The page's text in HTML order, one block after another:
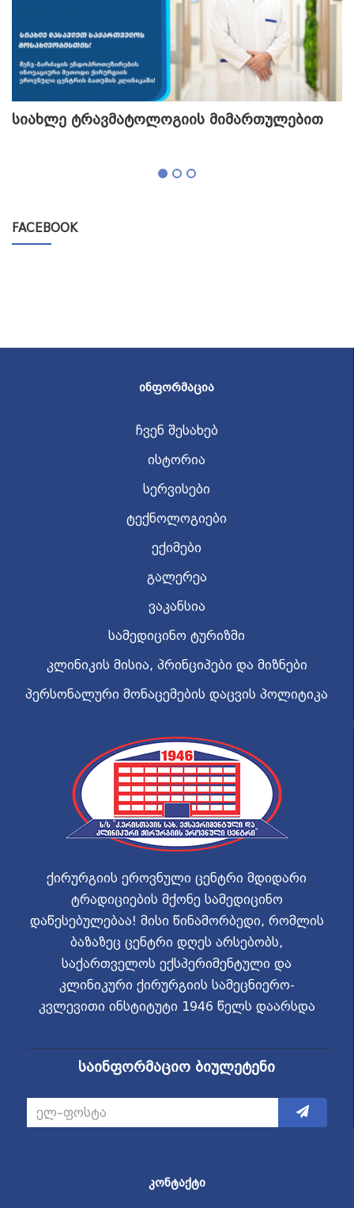
სიახლე ტრავმატოლოგიის მიმართულებით
FACEBOOK
ᲘᲜᲤᲝᲠᲛᲐᲪᲘᲐ
ჩვენ შესახებ
ისტორია
სერვისები
ტექნოლოგიები
ექიმები
გალერეა
ვაკანსია
სამედიცინო ტურიზმი
კლინიკის მისია, პრინციპები და მიზნები
პერსონალური მონაცემების დაცვის პოლიტიკა
ქირურგიის ეროვნული ცენტრი მდიდარი
ტრადიციების მქონე სამედიცინო
დაწესებულებაა! მისი წინამორბედი, რომლის
ბაზაზეც ცენტრი დღეს არსებობს,
საქართველოს ექსპერიმენტული და
კლინიკური ქირურგიის სამეცნიერო-
კვლევითი ინსტიტუტი 1946 წელს დაარსდა
საინფორმაციო ბიულეტენი
ᲙᲝᲜᲢᲐᲥᲢᲘ